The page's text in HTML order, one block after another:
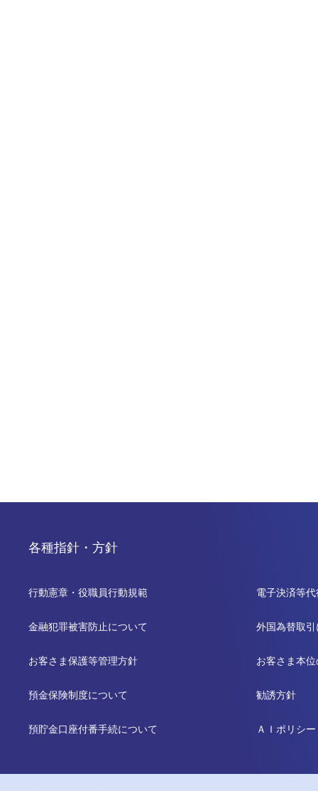
各種指針・方針
行動憲章・役職員行動規範
金融犯罪被害防止について
お客さま保護等管理方針
預金保険制度について
預貯金口座付番手続について
電子決済等
外国為替取
お客さま本
勧誘方針
ＡＩポリシー